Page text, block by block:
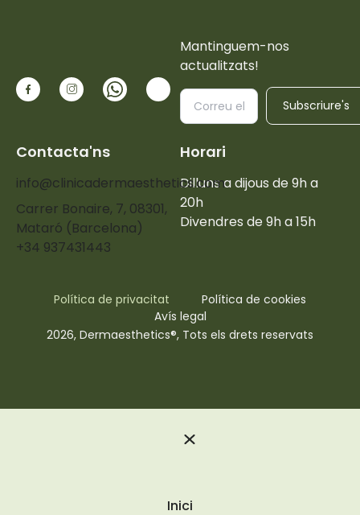
Mantinguem-nos
actualitzats!
Subscriure's
Horari
Dilluns a dijous de 9h a
20h
Divendres de 9h a 15h
Contacta'ns
+34 937431443
info@clinicadermaesthetics.com
Carrer Bonaire, 7, 08301,
Mataró (Barcelona)
Política de privacitat
Política de cookies
Avís legal
2026, Dermaesthetics®, Tots els drets reservats
Inici